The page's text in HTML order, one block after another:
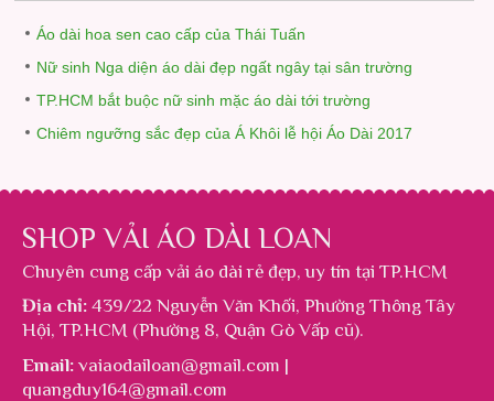
Áo dài hoa sen cao cấp của Thái Tuấn
Nữ sinh Nga diện áo dài đẹp ngất ngây tại sân trường
TP.HCM bắt buộc nữ sinh mặc áo dài tới trường
Chiêm ngưỡng sắc đẹp của Á Khôi lễ hội Áo Dài 2017
SHOP VẢI ÁO DÀI LOAN
Chuyên cung cấp vải áo dài rẻ đẹp, uy tín tại TP.HCM
Địa chỉ: 439/22 Nguyễn Văn Khối, Phường Thông Tây
Hội, TP.HCM (Phường 8, Quận Gò Vấp cũ).
Email: vaiaodailoan@gmail.com |
quangduy164@gmail.com